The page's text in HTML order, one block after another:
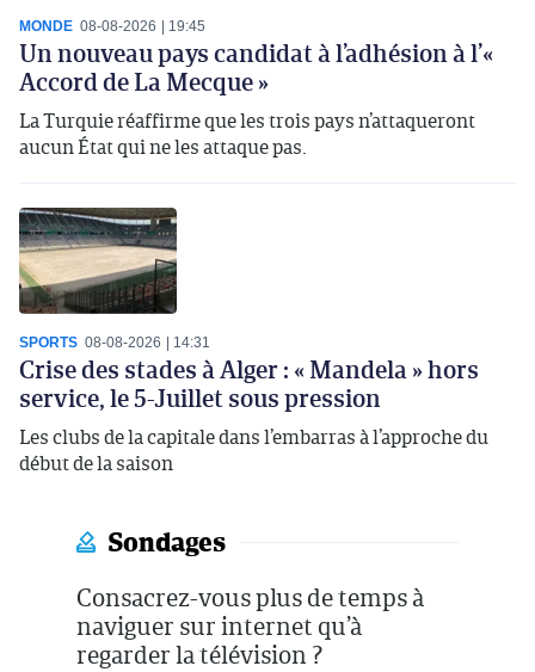
MONDE 08-08-2026 19:45
Un nouveau pays candidat à l’adhésion à l’«
Accord de La Mecque »
La Turquie réaffirme que les trois pays n’attaqueront
aucun État qui ne les attaque pas.
SPORTS 08-08-2026 14:31
Crise des stades à Alger : « Mandela » hors
service, le 5-Juillet sous pression
Les clubs de la capitale dans l’embarras à l’approche du
début de la saison
Sondages
Consacrez-vous plus de temps à
naviguer sur internet qu’à
regarder la télévision ?